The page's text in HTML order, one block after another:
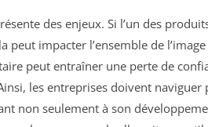
des enjeux. Si l’un des
peut impacter l’ensemble de
peut entraîner une perte de
les entreprises doivent naviguer
non seulement à son